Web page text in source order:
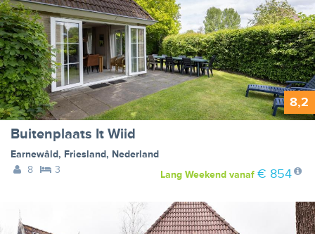
8,2
Buitenplaats It Wiid
Earnewâld, Friesland, Nederland
8
3 Lang Weekendvanaf € 854